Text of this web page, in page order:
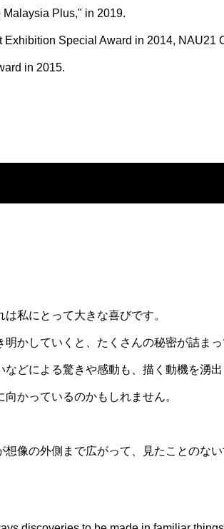
Plus," in 2019.
Special Award in 2014, NAU21
in 2015.
私にとって大きな喜びです。
かしていくと、たくさんの秘密が詰ま
どによる驚きや感動も、描く動機を湧
かっているのかもしれません。
像の外側まで広がって、見たことのな